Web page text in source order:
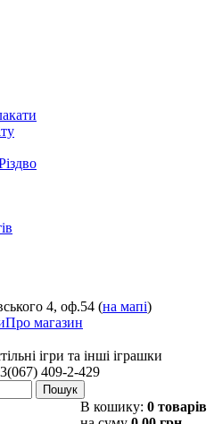
4, оф.54 (на мапі)
Про магазин
ігри та інші іграшки
(067) 409-2-429
Пошук
В кошику: 0 товарів